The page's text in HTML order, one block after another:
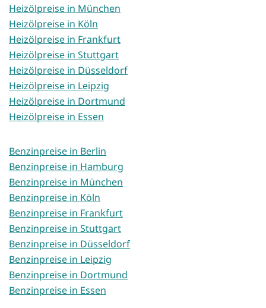
Heizölpreise in München
Heizölpreise in Köln
Heizölpreise in Frankfurt
Heizölpreise in Stuttgart
Heizölpreise in Düsseldorf
Heizölpreise in Leipzig
Heizölpreise in Dortmund
Heizölpreise in Essen
Benzinpreise in Berlin
Benzinpreise in Hamburg
Benzinpreise in München
Benzinpreise in Köln
Benzinpreise in Frankfurt
Benzinpreise in Stuttgart
Benzinpreise in Düsseldorf
Benzinpreise in Leipzig
Benzinpreise in Dortmund
Benzinpreise in Essen